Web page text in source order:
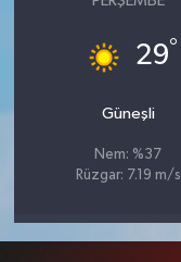
29°
Güneşli
Nem: %37
Rüzgar: 7.19 m/s